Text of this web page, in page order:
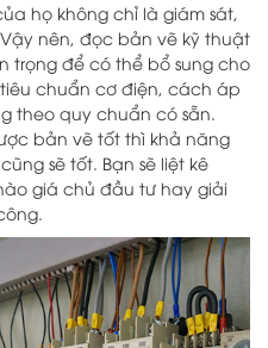
họ không chỉ là giám sát,
nên, đọc bản vẽ kỹ thuật
trọng để có thể bổ sung cho
chuẩn cơ điện, cách áp
theo quy chuẩn có sẵn.
bản vẽ tốt thì khả năng
sẽ tốt. Bạn sẽ liệt kê
giá chủ đầu tư hay giải